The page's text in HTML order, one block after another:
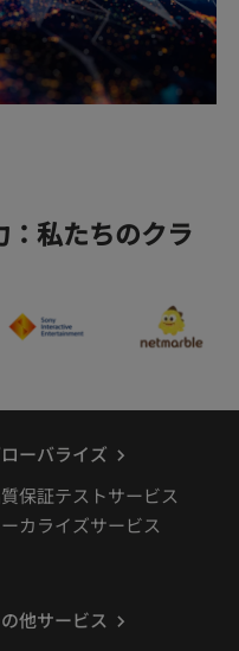
：私たちのクラ
ーバライズ
保証テストサービス
カライズサービス
他サービス